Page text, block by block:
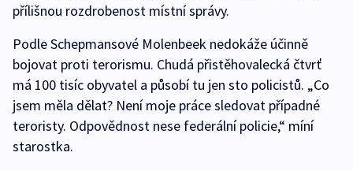
přílišnou rozdrobenost místní správy.
Podle Schepmansové Molenbeek nedokáže účinně
bojovat proti terorismu. Chudá přistěhovalecká čtvrť
má 100 tisíc obyvatel a působí tu jen sto policistů. „Co
jsem měla dělat? Není moje práce sledovat případné
teroristy. Odpovědnost nese federální policie,“ míní
starostka.